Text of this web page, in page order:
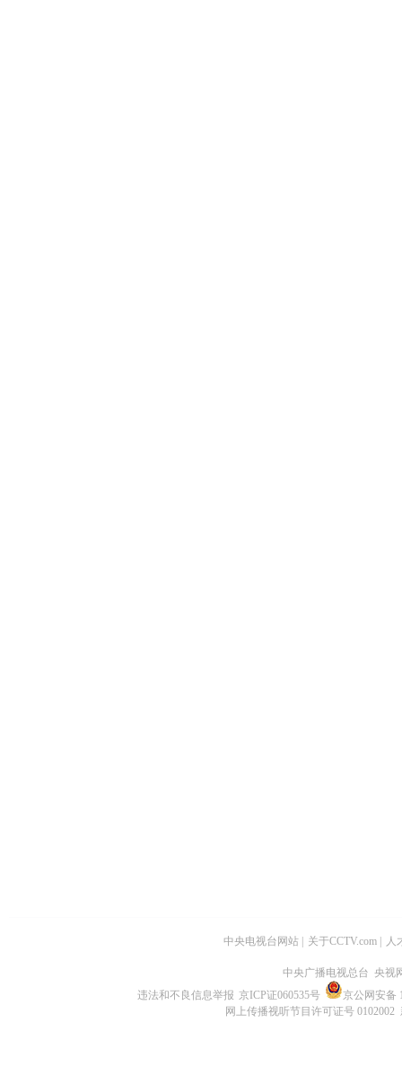
中央电视台网站 关于CCTV.com 人
中央广播电视总台 央视
违法和不良信息举报 京ICP证060535号
京公网安备
网上传播视听节目许可证号 0102002